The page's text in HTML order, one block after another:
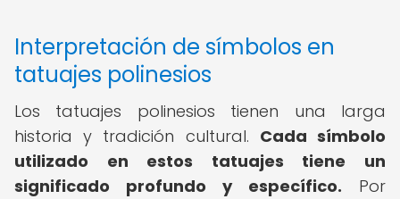
Interpretación de símbolos en
tatuajes polinesios
Los tatuajes polinesios tienen una larga
historia y tradición cultural. Cada símbolo
utilizado en estos tatuajes tiene un
significado profundo y específico. Por